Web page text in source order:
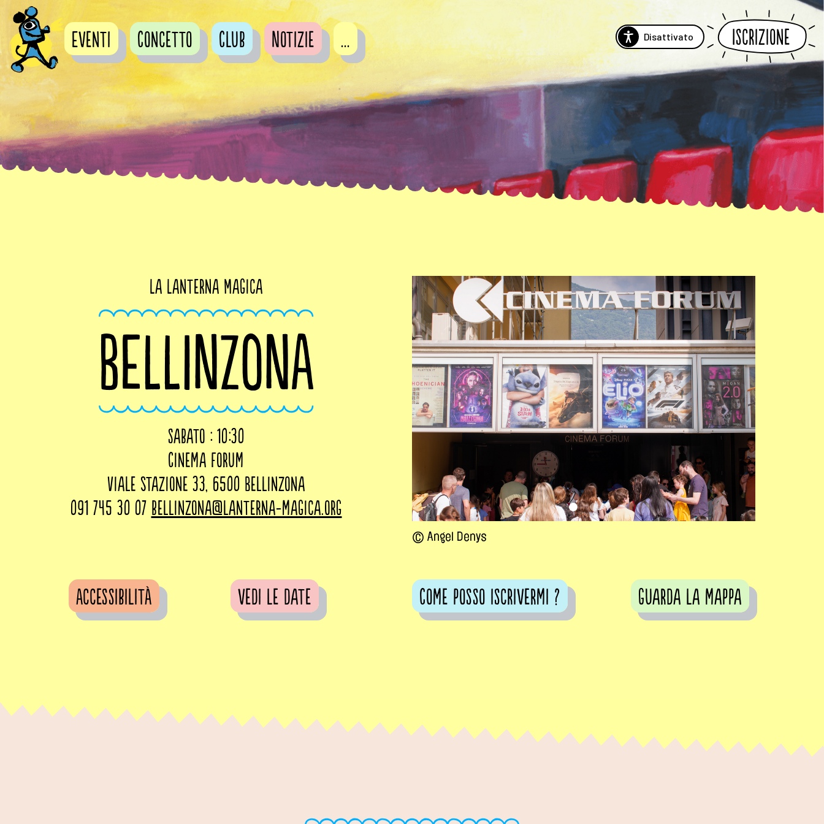
Disattivato Iscrizione
Eventi Concetto Club Notizie ...
La Lanterna Magica
BELLINZONA
sabato : 10:30
Cinema Forum
Viale Stazione 33, 6500 Bellinzona
091 745 30 07 bellinzona@lanterna-magica.org
© Angel Denys
Accessibilità vedi le date Come posso iscrivermi ? guarda la mappa